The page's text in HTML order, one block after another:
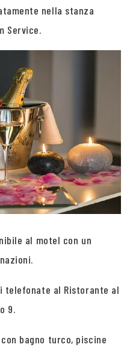
nella stanza
Service.
al motel con un
telefonate al Ristorante al
9.
bagno turco, piscine